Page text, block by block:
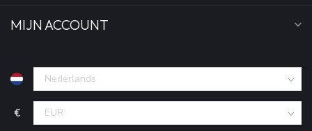
MIJN ACCOUNT
€